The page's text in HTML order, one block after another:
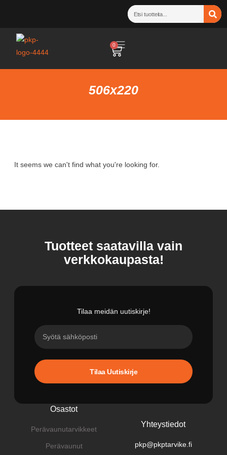
0
506x220
It seems we can't find what you're looking for.
Tuotteet saatavilla vain
verkkokaupasta!
Tilaa meidän uutiskirje!
Tilaa Uutiskirje
Osastot
Perävaunutarvikkeet
Perävaunut
Yhteystiedot
pkp@pkptarvike.fi